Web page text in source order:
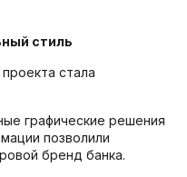
стиль
стала
графические решения
позволили
бренд банка.